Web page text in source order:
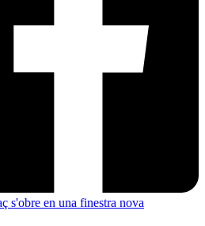
s'obre en una finestra nova